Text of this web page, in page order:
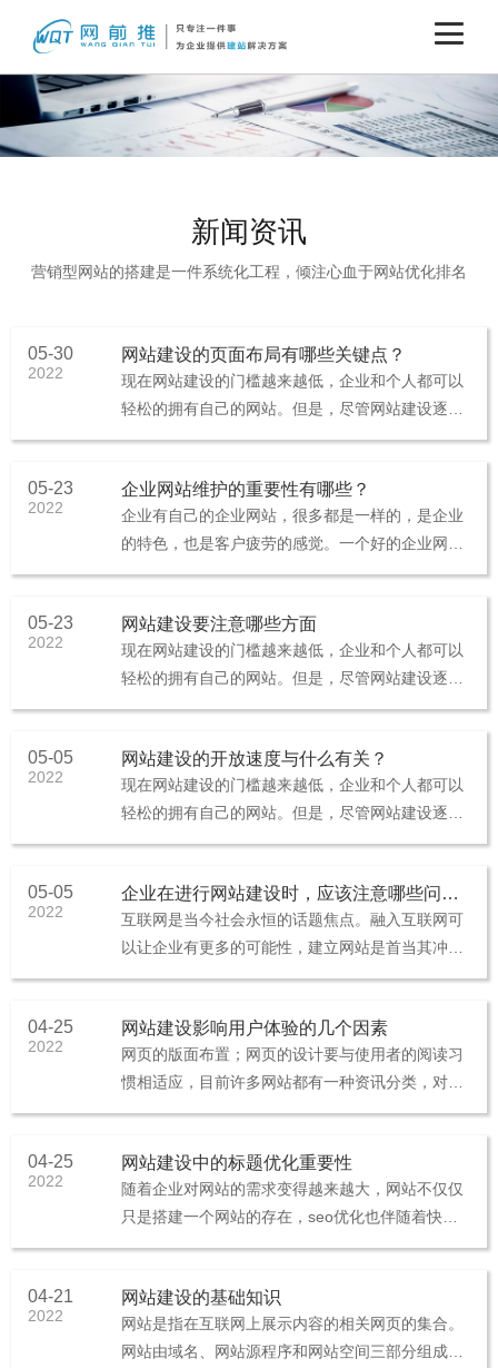
新闻资讯
营销型网站的搭建是一件系统化工程，倾注心血于网站优化排名
05-30
2022
网站建设的页面布局有哪些关键点？
现在网站建设的门槛越来越低，企业和个人都可以
轻松的拥有自己的网站。但是，尽管网站建设逐渐
普及，但网站建设时仍有一些需要注意的地方，避
05-23
2022
企业网站维护的重要性有哪些？
企业有自己的企业网站，很多都是一样的，是企业
的特色，也是客户疲劳的感觉。一个好的企业网站
页面设计会给客户不一样的感觉，所以一个企业网
05-23
2022
网站建设要注意哪些方面
现在网站建设的门槛越来越低，企业和个人都可以
轻松的拥有自己的网站。但是，尽管网站建设逐渐
普及，但网站建设时仍有一些需要注意的地方，避
05-05
2022
网站建设的开放速度与什么有关？
现在网站建设的门槛越来越低，企业和个人都可以
轻松的拥有自己的网站。但是，尽管网站建设逐渐
普及，但网站建设时仍有一些需要注意的地方，避
05-05
2022
企业在进行网站建设时，应该注意哪些问题？
互联网是当今社会永恒的话题焦点。融入互联网可
以让企业有更多的可能性，建立网站是首当其冲
的。1. 明确网站主题网站的设计是整个网站开发的
04-25
2022
网站建设影响用户体验的几个因素
网页的版面布置；网页的设计要与使用者的阅读习
惯相适应，目前许多网站都有一种资讯分类，对日
后的网站维护有很大的帮助，推荐在网页中加入首
04-25
2022
网站建设中的标题优化重要性
随着企业对网站的需求变得越来越大，网站不仅仅
只是搭建一个网站的存在，seo优化也伴随着快速
的发展，那么如何设置网站标题更有利于SEO优
04-21
2022
网站建设的基础知识
网站是指在互联网上展示内容的相关网页的集合。
网站由域名、网站源程序和网站空间三部分组成。